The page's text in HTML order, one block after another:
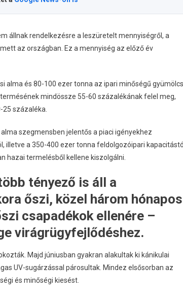
állnak rendelkezésre a leszüretelt mennyiségről, a
az országban. Ez a mennyiség az előző év
és 80-100 ezer tonna az ipari minőségű
mindössze 55-60 százalékának felel meg,
százaléka.
szegmensben jelentős a piaci igényekhez
illetve a 350-400 ezer tonna feldolgozóipari
hazai termelésből kellene kiszolgálni.
tényező is áll a
őszi, közel három hónapos
csapadékok ellenére –
virágrügyfejlődéshez.
Majd júniusban gyakran alakultak ki kánikulai
UV-sugárzással párosultak. Mindez elsősorban az
és minőségi kiesést.